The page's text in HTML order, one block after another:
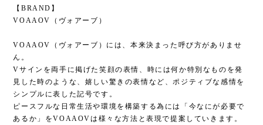
【BRAND】
VOAAOV（ヴォアーブ）
VOAAOV（ヴォアーブ）には、本来決まった呼び方がありませ
ん。
Vサインを両手に掲げた笑顔の表情、時には何か特別なものを発
見した時のような、嬉しい驚きの表情など、ポジティブな感情を
シンプルに表した記号です。
ピースフルな日常生活や環境を構築する為には「今なにが必要で
あるか」をVOAAOVは様々な方法と表現で提案していきます。